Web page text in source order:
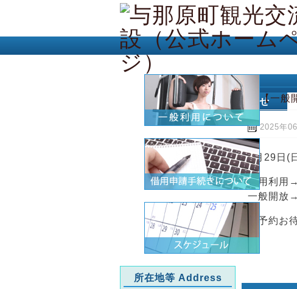
ホーム
お問い合わせ【一般
2025年
6月29日(
専用利用
一般開放
ご予約お
所在地等 Address